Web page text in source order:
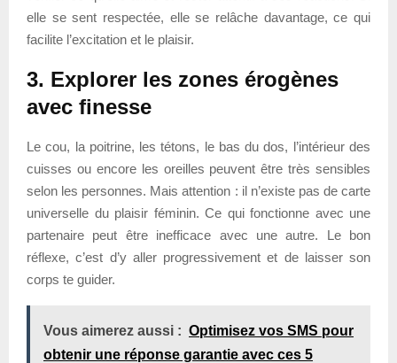
elle se sent respectée, elle se relâche davantage, ce qui
facilite l’excitation et le plaisir.
3. Explorer les zones érogènes
avec finesse
Le cou, la poitrine, les tétons, le bas du dos, l’intérieur des
cuisses ou encore les oreilles peuvent être très sensibles
selon les personnes. Mais attention : il n’existe pas de carte
universelle du plaisir féminin. Ce qui fonctionne avec une
partenaire peut être inefficace avec une autre. Le bon
réflexe, c’est d’y aller progressivement et de laisser son
corps te guider.
Vous aimerez aussi : Optimisez vos SMS pour
obtenir une réponse garantie avec ces 5